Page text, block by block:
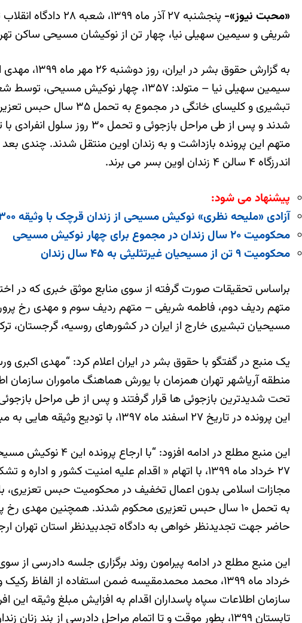
«محبت نیوز»-
پنجشنبه ۲۷ آذر
شریفی و سیمین سهیلی نیا، چهار تن از نوکیشان مسیحی ساکن تهران را در مجموع به
متهم این پرونده بازداشت و به زندان اوین منتقل شدند. چندی
اندرزگاه ۴ سالن ۴ زندان اوین بسر می برند.
پیشنهاد می شود:
آزادی «ملیحه نظری» نوکیش مسیحی از زندان قرچک با وثیقه ۳۰۰ میلیونی!
محکومیت ۲۰ سال زندان در مجموع برای چهار نوکیش مسیحی
محکومیت ۹ تن از مسیحیان غیرتثلیثی به ۴۵ سال زندان
براساس تحقیقات صورت گرفته از سوی منابع موثق خبری که در
متهم ردیف دوم، فاطمه شریفی – متهم ردیف سوم و مهدی رخ پرور
مسیحیان تبشیری خارج از ایران در کشورهای روسیه، گرجستان،
این پرونده در تاریخ ۲۷ اسفند ماه ۱۳۹۷، با تودیع وثیقه هایی به مبلغ ۸۰۰ میلیون تومان بطور موقت و تا اتمام مراحل دادرسی آزاد شدند.”
حاضر جهت تجدیدنظر خواهی به دادگاه تجدبیدنظر استان تهران
تابستان ۱۳۹۹، بطور موقت و تا اتمام مراحل دادرسی از بند زنان زندان اوین آزاد شدند.”